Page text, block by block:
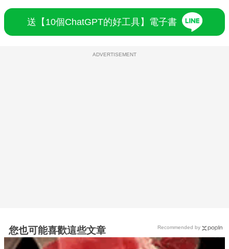
送【10個ChatGPT的好工具】電子書
ADVERTISEMENT
您也可能喜歡這些文章 Recommended by